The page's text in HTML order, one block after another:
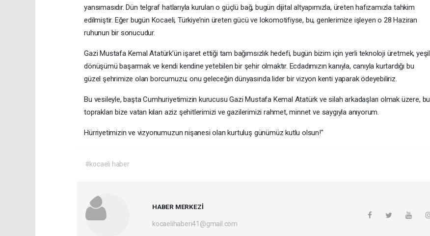
yansımasıdır. Dün telgraf hatlarıyla kurulan o güçlü bağ, bugün dijital altyapımızla, üreten hafızamızla tahkim
edilmiştir. Eğer bugün Kocaeli, Türkiye’nin üreten gücü ve lokomotifiyse, bu, genlerimize işleyen o 28 Haziran
ruhunun bir sonucudur.
Gazi Mustafa Kemal Atatürk’ün işaret ettiği tam bağımsızlık hedefi, bugün bizim için yerli teknoloji üretmek, yeşil
dönüşümü başarmak ve kendi kendine yetebilen bir şehir olmaktır. Ecdadımızın kanıyla, canıyla kurtardığı bu
güzel şehrimize olan borcumuzu; onu geleceğin dünyasında lider bir vizyon kenti yaparak ödeyebiliriz.
Bu vesileyle, başta Cumhuriyetimizin kurucusu Gazi Mustafa Kemal Atatürk ve silah arkadaşları olmak üzere, bu
toprakları bize vatan kılan aziz şehitlerimizi ve gazilerimizi rahmet, minnet ve saygıyla anıyorum.
Hürriyetimizin ve vizyonumuzun nişanesi olan kurtuluş günümüz kutlu olsun!"
#kocaeli haber
HABER MERKEZİ
kocaelihaberi41@gmail.com